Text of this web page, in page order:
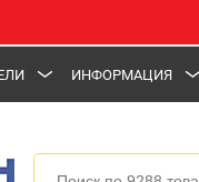
ИНФОРМАЦИЯ